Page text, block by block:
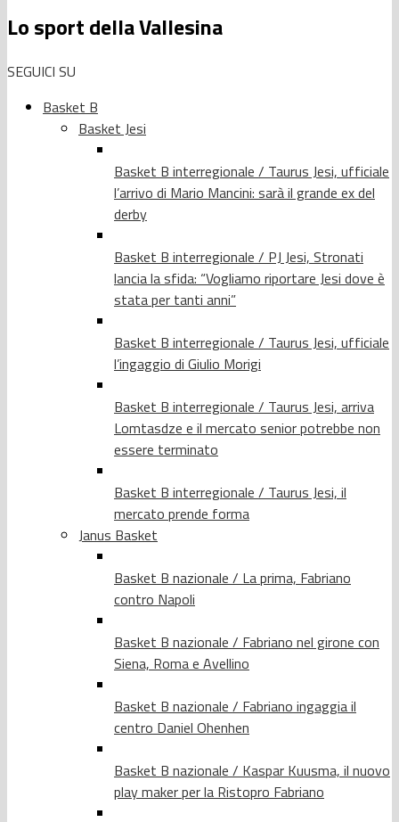
Lo sport della Vallesina
SEGUICI SU
Basket B
Basket Jesi
Basket B interregionale / Taurus Jesi, ufficiale
l’arrivo di Mario Mancini: sarà il grande ex del
derby
Basket B interregionale / PJ Jesi, Stronati
lancia la sfida: “Vogliamo riportare Jesi dove è
stata per tanti anni”
Basket B interregionale / Taurus Jesi, ufficiale
l’ingaggio di Giulio Morigi
Basket B interregionale / Taurus Jesi, arriva
Lomtasdze e il mercato senior potrebbe non
essere terminato
Basket B interregionale / Taurus Jesi, il
mercato prende forma
Janus Basket
Basket B nazionale / La prima, Fabriano
contro Napoli
Basket B nazionale / Fabriano nel girone con
Siena, Roma e Avellino
Basket B nazionale / Fabriano ingaggia il
centro Daniel Ohenhen
Basket B nazionale / Kaspar Kuusma, il nuovo
play maker per la Ristopro Fabriano